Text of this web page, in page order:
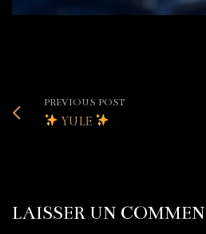
PREVIOUS POST
YULE
LAISSER UN